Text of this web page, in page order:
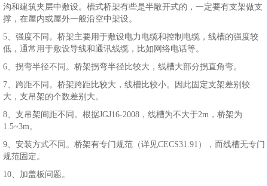
沟和建筑夹层中敷设。槽式桥架有些是半敞开式的，一定要有支架做支
撑，在屋内或屋外一般沿空中架设。
5、强度不同。桥架主要用于敷设电力电缆和控制电缆，线槽的强度较
低，通常用于敷设导线和通讯线缆，比如网络电话等。
6、拐弯半径不同。桥架拐弯半径比较大，线槽大部分拐直角弯。
7、跨距不同。桥架跨距比较大，线槽比较小。因此固定支架差别较
大，支吊架的个数差别大。
8、支吊架间距不同。根据JGJ16-2008，线槽为不大于2m，桥架为
1.5~3m。
9、安装方式不同。桥架有专门规范（详见CECS31.91），而线槽无专门
规范固定。
10、加盖板问题。